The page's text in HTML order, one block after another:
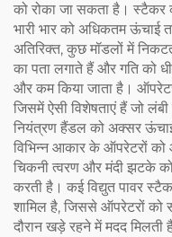
को रोका जा सकता है। स्टैकर
भारी भार को अधिकतम ऊंचाई
अतिरिक्त, कुछ मॉडलों में
का पता लगाते हैं और गति को
और कम किया जाता है।
जिसमें ऐसी विशेषताएं हैं जो
नियंत्रण हैंडल को अक्सर
विभिन्न आकार के ऑपरेटरों को
चिकनी त्वरण और मंदी झटके
करती है। कई विद्युत पावर
शामिल है, जिससे ऑपरेटरों
दौरान खड़े रहने में मदद